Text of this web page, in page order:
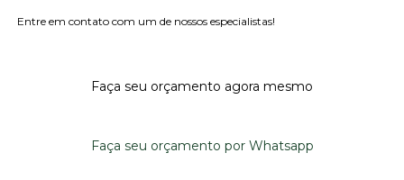
Entre em contato com um de nossos especialistas!
Faça seu orçamento agora mesmo
Faça seu orçamento por Whatsapp